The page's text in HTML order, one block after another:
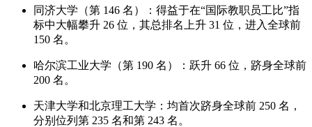
同济大学（第 146 名）：得益于在“国际教职员工比”指
标中大幅攀升 26 位，其总排名上升 31 位，进入全球前
150 名。
哈尔滨工业大学（第 190 名）：跃升 66 位，跻身全球前
200 名。
天津大学和北京理工大学：均首次跻身全球前 250 名，
分别位列第 235 名和第 243 名。